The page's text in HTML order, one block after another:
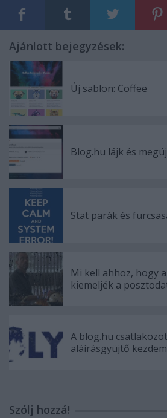
Ajánlott bejegyzések:
Új sablon: Coffee
Blog.hu lájk és
Stat parák és
Mi kell ahhoz, hogy
kiemeljék a
A blog.hu
aláírásgyüjtő
Szólj hozzá!